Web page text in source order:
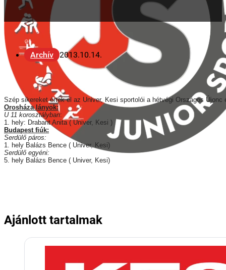
Archív 2013.10.14.
Szép sikereket értek el az Univer, Kesi sportolói a hétvégi Országos Újonc
Orosháza lányok:
U 11 korosztályban:
1. hely: Drabant Anita ( Univer, Kesi )
Budapest fiúk:
Serdülő páros:
1. hely Balázs Bence ( Univer, Kesi)
Serdülő egyéni:
5. hely Balázs Bence ( Univer, Kesi)
Ajánlott tartalmak